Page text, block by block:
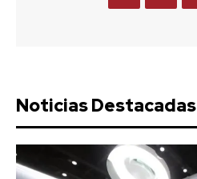
Noticias Destacadas